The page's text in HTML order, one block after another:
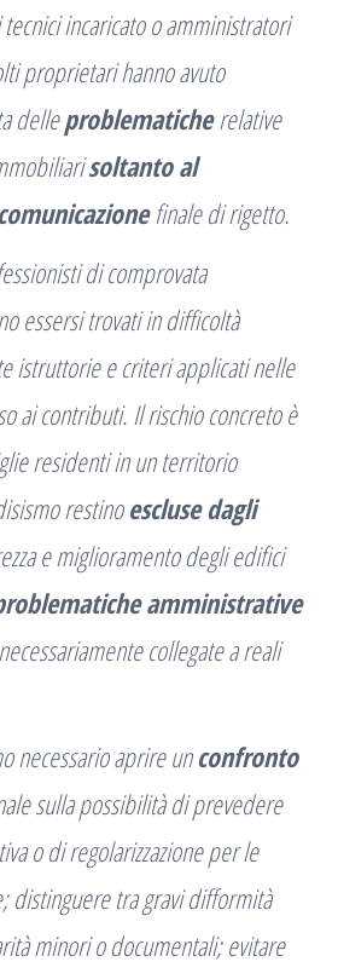
incaricato o amministratori
proprietari hanno avuto
delleproblematicherelative
soltanto al
finale di rigetto.
di comprovata
essersi trovati in difficoltà
istruttorie e criteri applicati nelle
ai contributi. Il rischio concreto è
residenti in un territorio
restinoescluse dagli
e miglioramento degli edifici
amministrative
collegate a reali
necessario aprire unconfronto
sulla possibilità di prevedere
o di regolarizzazione per le
distinguere tra gravi difformità
minori o documentali; evitare